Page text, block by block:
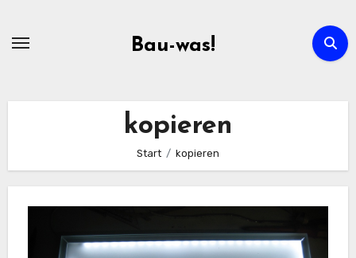
Bau-was!
kopieren
Start kopieren